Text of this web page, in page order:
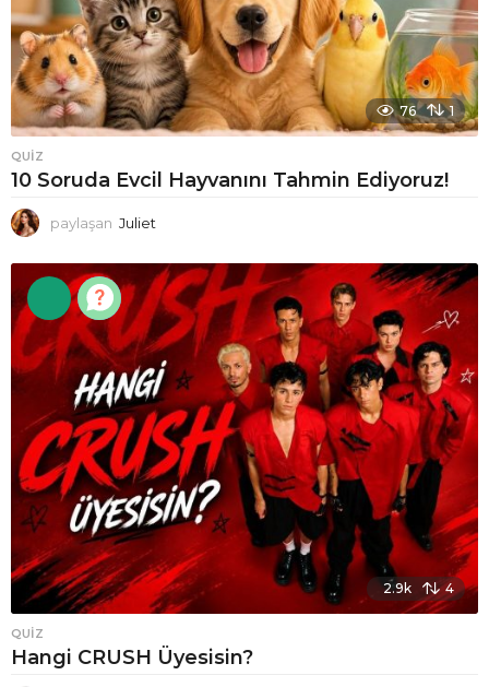
76 1
QUIZ
10 Soruda Evcil Hayvanını Tahmin Ediyoruz!
paylaşan Juliet
2.9k 4
QUIZ
Hangi CRUSH Üyesisin?